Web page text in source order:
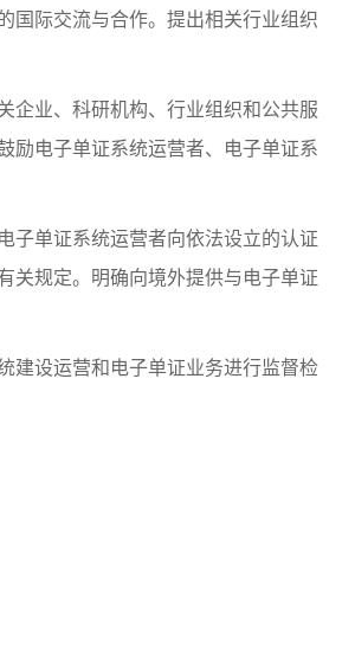
国际交流与合作。提出相关行业组织
业、科研机构、行业组织和公共服
励电子单证系统运营者、电子单证系
单证系统运营者向依法设立的认证
关规定。明确向境外提供与电子单证
设运营和电子单证业务进行监督检